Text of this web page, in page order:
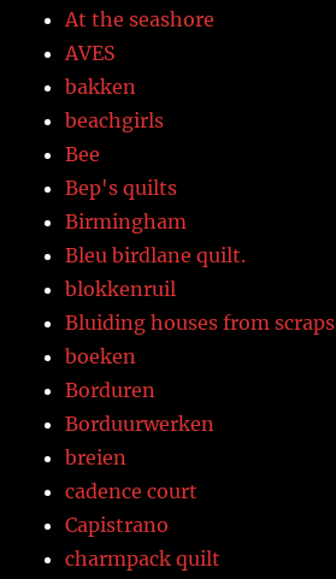
At the seashore
AVES
bakken
beachgirls
Bee
Bep's quilts
Birmingham
Bleu birdlane quilt.
blokkenruil
Bluiding houses from scraps
boeken
Borduren
Borduurwerken
breien
cadence court
Capistrano
charmpack quilt